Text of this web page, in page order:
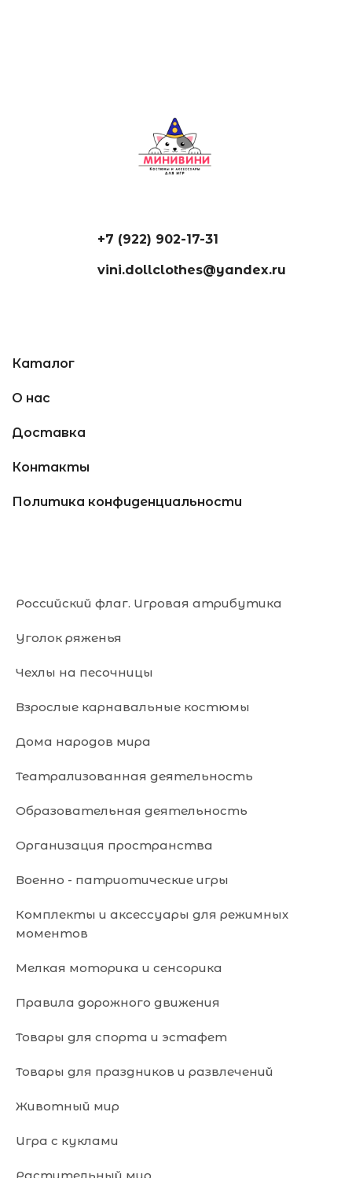
+7 (922) 902-17-31
vini.dollclothes@yandex.ru
Каталог
О нас
Доставка
Контакты
Политика конфиденциальности
Российский флаг. Игровая атрибутика
Уголок ряженья
Чехлы на песочницы
Взрослые карнавальные костюмы
Дома народов мира
Театрализованная деятельность
Образовательная деятельность
Организация пространства
Военно - патриотические игры
Комплекты и аксессуары для режимных
моментов
Мелкая моторика и сенсорика
Правила дорожного движения
Товары для спорта и эстафет
Товары для праздников и развлечений
Животный мир
Игра с куклами